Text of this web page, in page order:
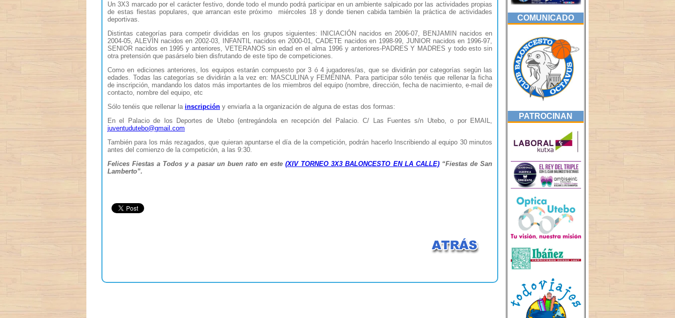
Un 3X3 marcado por el carácter festivo, donde todo el mundo podrá participar en un ambiente salpicado por las actividades propias
de estas fiestas populares, que arrancan este próximo miércoles 18 y donde tienen cabida también la práctica de actividades
deportivas.
Distintas categorías para competir divididas en los grupos siguientes: INICIACIÓN nacidos en 2006-07, BENJAMIN nacidos en
2004-05, ALEVÍN nacidos en 2002-03, INFANTIL nacidos en 2000-01, CADETE nacidos en 1998-99, JUNIOR nacidos en 1996-97,
SENIOR nacidos en 1995 y anteriores, VETERANOS sin edad en el alma 1996 y anteriores-PADRES Y MADRES y todo esto sin
otra pretensión que pasárselo bien disfrutando de este tipo de competiciones.
Como en ediciones anteriores, los equipos estarán compuesto por 3 ó 4 jugadores/as, que se dividirán por categorías según las
edades. Todas las categorías se dividirán a la vez en: MASCULINA y FEMENINA. Para participar sólo tenéis que rellenar la ficha
de inscripción, mandando los datos más importantes de los miembros del equipo (nombre, dirección, fecha de nacimiento, e-mail de
contacto, nombre del equipo, etc
Sólo tenéis que rellenar la inscripción y enviarla a la organización de alguna de estas dos formas:
En el Palacio de los Deportes de Utebo (entregándola en recepción del Palacio. C/ Las Fuentes s/n Utebo, o por EMAIL,
juventudutebo@gmail.com
También para los más rezagados, que quieran apuntarse el día de la competición, podrán hacerlo Inscribiendo al equipo 30 minutos
antes del comienzo de la competición, a las 9:30.
Felices Fiestas a Todos y a pasar un buen rato en este(XIV TORNEO 3X3 BALONCESTO EN LA CALLE)“Fiestas de San
Lamberto”.
COMUNICADO
PATROCINAN